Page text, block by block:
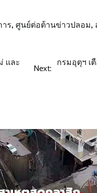
ร, ศูนย์ต่อต้านข่าวปลอม,
และ
Next:
กรมอุตุฯ เ